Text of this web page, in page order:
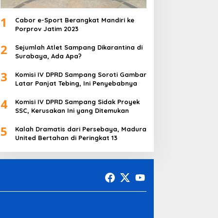
1
Cabor e-Sport Berangkat Mandiri ke
Porprov Jatim 2023
2
Sejumlah Atlet Sampang Dikarantina di
Surabaya, Ada Apa?
3
Komisi IV DPRD Sampang Soroti Gambar
Latar Panjat Tebing, Ini Penyebabnya
4
Komisi IV DPRD Sampang Sidak Proyek
SSC, Kerusakan Ini yang Ditemukan
5
Kalah Dramatis dari Persebaya, Madura
United Bertahan di Peringkat 13